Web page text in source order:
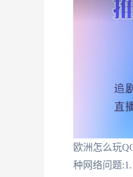
欧洲怎么玩
种网络问题